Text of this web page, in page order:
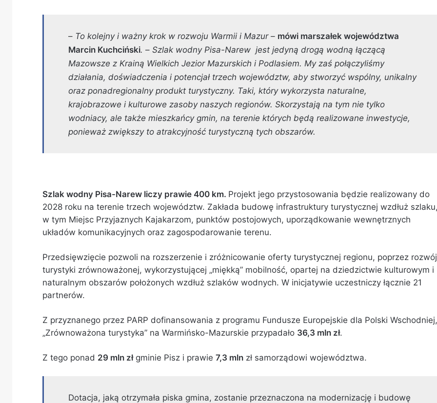
– To kolejny i ważny krok w rozwoju Warmii i Mazur – mówi marszałek województwa
Marcin Kuchciński. – Szlak wodny Pisa-Narew jest jedyną drogą wodną łączącą
Mazowsze z Krainą Wielkich Jezior Mazurskich i Podlasiem. My zaś połączyliśmy
działania, doświadczenia i potencjał trzech województw, aby stworzyć wspólny, unikalny
oraz ponadregionalny produkt turystyczny. Taki, który wykorzysta naturalne,
krajobrazowe i kulturowe zasoby naszych regionów. Skorzystają na tym nie tylko
wodniacy, ale także mieszkańcy gmin, na terenie których będą realizowane inwestycje,
ponieważ zwiększy to atrakcyjność turystyczną tych obszarów.
Szlak wodny Pisa-Narew liczy prawie 400 km. Projekt jego przystosowania będzie realizowany do
2028 roku na terenie trzech województw. Zakłada budowę infrastruktury turystycznej wzdłuż
w tym Miejsc Przyjaznych Kajakarzom, punktów postojowych, uporządkowanie wewnętrznych
układów komunikacyjnych oraz zagospodarowanie terenu.
Przedsięwzięcie pozwoli na rozszerzenie i zróżnicowanie oferty turystycznej regionu, poprzez rozwój
turystyki zrównoważonej, wykorzystującej „miękką” mobilność, opartej na dziedzictwie kulturowym i
naturalnym obszarów położonych wzdłuż szlaków wodnych. W inicjatywie uczestniczy łącznie 21
partnerów.
Z przyznanego przez PARP dofinansowania z programu Fundusze Europejskie dla Polski Wschodniej,
„Zrównoważona turystyka” na Warmińsko-Mazurskie przypadało 36,3 mln zł.
Z tego ponad 29 mln złgminie Pisz i prawie 7,3 mln zł samorządowi województwa.
Dotacja, jaką otrzymała piska gmina, zostanie przeznaczona na modernizację i budowę